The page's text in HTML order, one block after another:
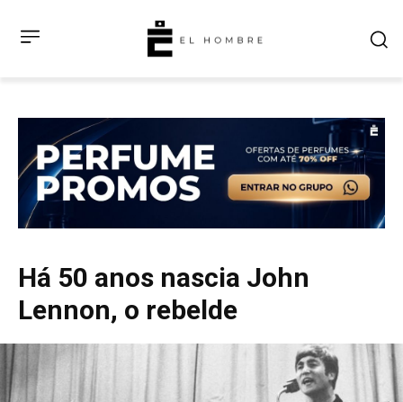
Há 50 anos nascia John
Lennon, o rebelde